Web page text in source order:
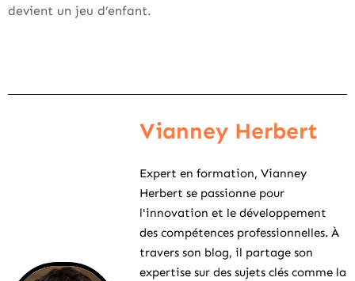
devient un jeu d’enfant.
Vianney Herbert
Expert en formation, Vianney
Herbert se passionne pour
l'innovation et le développement
des compétences professionnelles. À
travers son blog, il partage son
expertise sur des sujets clés comme la